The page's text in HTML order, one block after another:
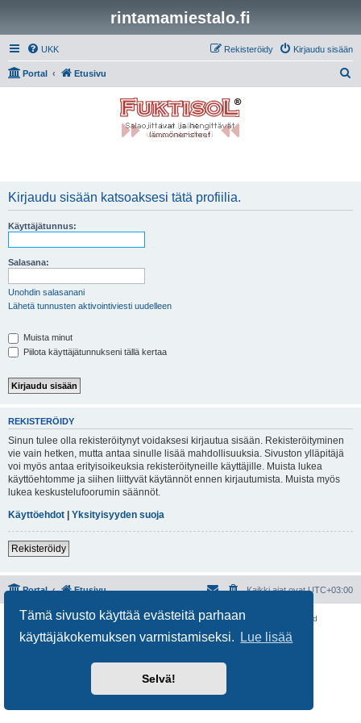
Tämä sivusto käyttää evästeitä parhaan
käyttäjäkokemuksen varmistamiseksi.
Lue lisää
Selvä!
rintamamiestalo.fi
UKK Kirjaudu sisään
Rekisteröidy
Portal Etusivu
Kirjaudu sisään katsoaksesi tätä profiilia.
Käyttäjätunnus:
Salasana:
Unohdin salasanani
Lähetä tunnusten aktivointiviesti uudelleen
Muista minut
Piilota käyttäjätunnukseni tällä kertaa
REKISTERÖIDY
Sinun tulee olla rekisteröitynyt voidaksesi kirjautua sisään. Rekisteröityminen
vie vain hetken, mutta antaa sinulle lisää mahdollisuuksia. Sivuston ylläpitäjä
voi myös antaa erityisoikeuksia rekisteröityneille käyttäjille. Muista lukea
käyttöehtomme ja siihen liittyvät käytännöt ennen kirjautumista. Muista myös
lukea keskustelufoorumin säännöt.
Käyttöehdot | Yksityisyyden suoja
Rekisteröidy
Portal Etusivu Kaikki ajat ovatUTC+03:00
Keskustelufoorumin ohjelmistophpBB® Forum Software © phpBB Limited
Käännös: phpBB Suomi (lurttinen, harritapio, Pettis)